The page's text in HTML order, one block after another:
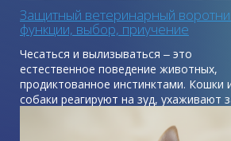
Защитный ветеринарный
функции, выбор, приучение
Чесаться и вылизываться ‒ это
естественное поведение животных,
продиктованное инстинктами. Кошки
собаки реагируют на зуд, ухаживают
мелкие повреждения с помощью своей